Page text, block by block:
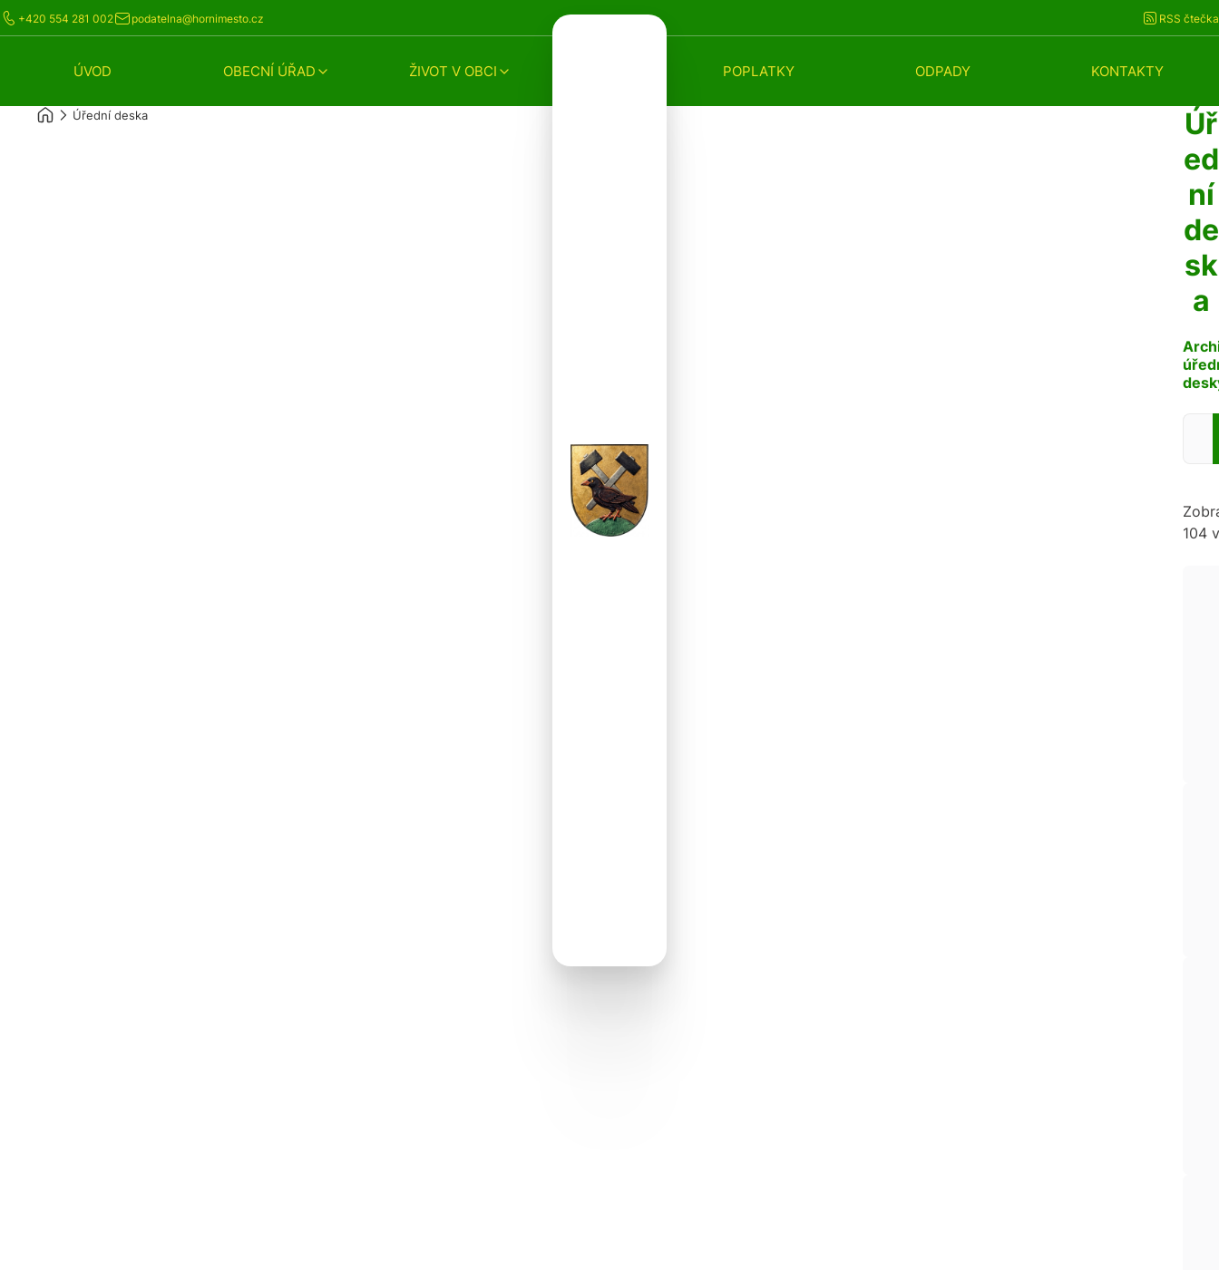
+420 554 281 002 podatelna@hornimesto.cz RSS čtečka
ÚVOD OBECNÍ ÚŘAD ŽIVOT V OBCI POPLATKY ODPADY KONTAKTY
Úřední deska
Úř
ed
ní
de
sk
a
104